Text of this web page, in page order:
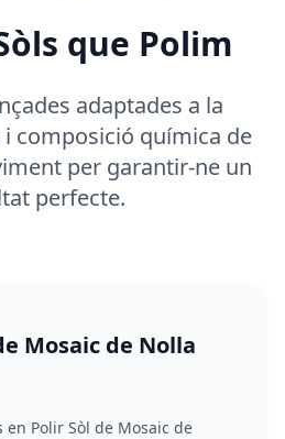
que Polim
adaptades a la
composició química de
per garantir-ne un
perfecte.
Mosaic de Nolla
en Polir Sòl de Mosaic de